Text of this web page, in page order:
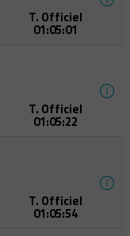
T. Officiel
01:05:01
T. Officiel
01:05:22
T. Officiel
01:05:54